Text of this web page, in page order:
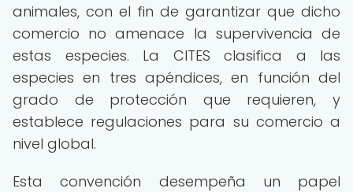
animales, con el fin de garantizar que dicho
comercio no amenace la supervivencia de
estas especies. La CITES clasifica a las
especies en tres apéndices, en función del
grado de protección que requieren, y
establece regulaciones para su comercio a
nivel global.
Esta convención desempeña un papel